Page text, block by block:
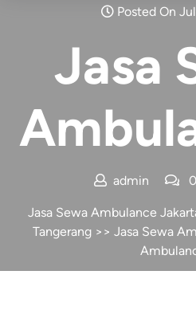
Posted On
Jasa
admin
Jasa Sewa Ambulance
Tangerang>> Jasa Sewa